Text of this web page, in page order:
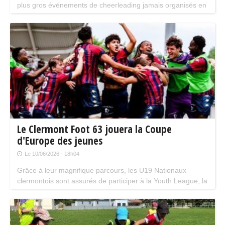
plus gros événements de cheerleading jamais organisés en
Cheerleading 2026.
Le Clermont Foot 63 jouera la Coupe
d'Europe des jeunes
Le 10/06/2026 - 18h04
Grâce à leur magnifique parcours, les U19 Nationaux
clermontois sont assurés de participer à la Youth League, la